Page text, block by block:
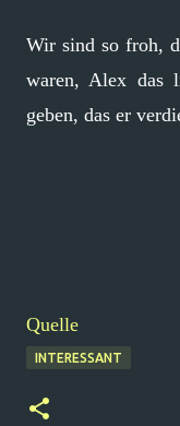
Wir sind so froh,
waren, Alex das
geben, das er
Quelle
INTERESSANT